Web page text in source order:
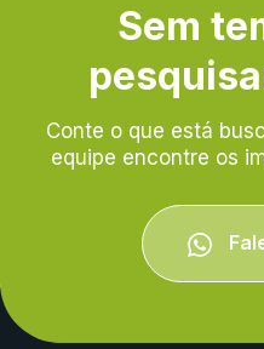
Sem
Conte o que está
equipe encontre os